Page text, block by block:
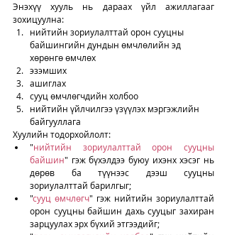
Энэхүү хууль нь дараах үйл ажиллагааг
зохицуулна:
нийтийн зориулалттай орон сууцны
байшингийн дундын өмчлөлийн эд
хөрөнгө өмчлөх
эзэмших
ашиглах
сууц өмчлөгчдийн холбоо
нийтийн үйлчилгээ үзүүлэх мэргэжлийн
байгууллага
Хуулийн тодорхойлолт:
"нийтийн зориулалттай орон сууцны
байшин" гэж бүхэлдээ буюу ихэнх хэсэг нь
дөрөв ба түүнээс дээш сууцны
зориулалттай барилгыг;
"сууц өмчлөгч" гэж нийтийн зориулалттай
орон сууцны байшин дахь сууцыг захиран
зарцуулах эрх бүхий этгээдийг;